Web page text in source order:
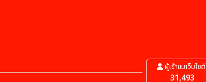
ผู้เข้าชมเว็บไซต์
31,493